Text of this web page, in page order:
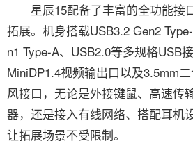
星辰15配备了丰富的全功能接
拓展。机身搭载USB3.2 Gen2
n1 Type-A、USB2.0等多规格USB
MiniDP1.4视频输出口以及3.5mm
风接口，无论是外接键鼠、高速传
器，还是接入有线网络、搭配耳机
让拓展场景不受限制。